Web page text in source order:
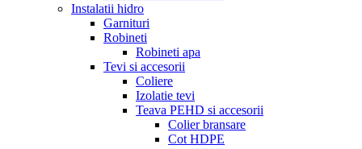
Instalatii hidro
Garnituri
Robineti
Robineti apa
Tevi si accesorii
Coliere
Izolatie tevi
Teava PEHD si accesorii
Colier bransare
Cot HDPE